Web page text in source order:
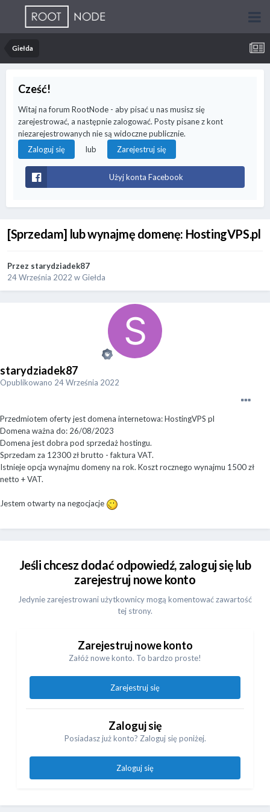
Giełda
Cześć!
Witaj na forum RootNode - aby pisać u nas musisz się
zarejestrować, a następnie zalogować. Posty pisane z kont
niezarejestrowanych nie są widoczne publicznie.
Zaloguj się
lub Zarejestruj się
Użyj konta Facebook
[Sprzedam] lub wynajmę domenę: HostingVPS.pl
Przez starydziadek87
24 Września 2022 w Giełda
starydziadek87
Opublikowano 24 Września 2022
Przedmiotem oferty jest domena internetowa: HostingVPS pl
Domena ważna do: 26/08/2023
Domena jest dobra pod sprzedaż hostingu.
Sprzedam za 12300 zł brutto - faktura VAT.
Istnieje opcja wynajmu domeny na rok. Koszt rocznego wynajmu 1500 zł
netto + VAT.
Jestem otwarty na negocjacje
Jeśli chcesz dodać odpowiedź, zaloguj się lub
zarejestruj nowe konto
Jedynie zarejestrowani użytkownicy mogą komentować zawartość
tej strony.
Zarejestruj nowe konto
Załóż nowe konto. To bardzo proste!
Zarejestruj się
Zaloguj się
Posiadasz już konto? Zaloguj się poniżej.
Zaloguj się